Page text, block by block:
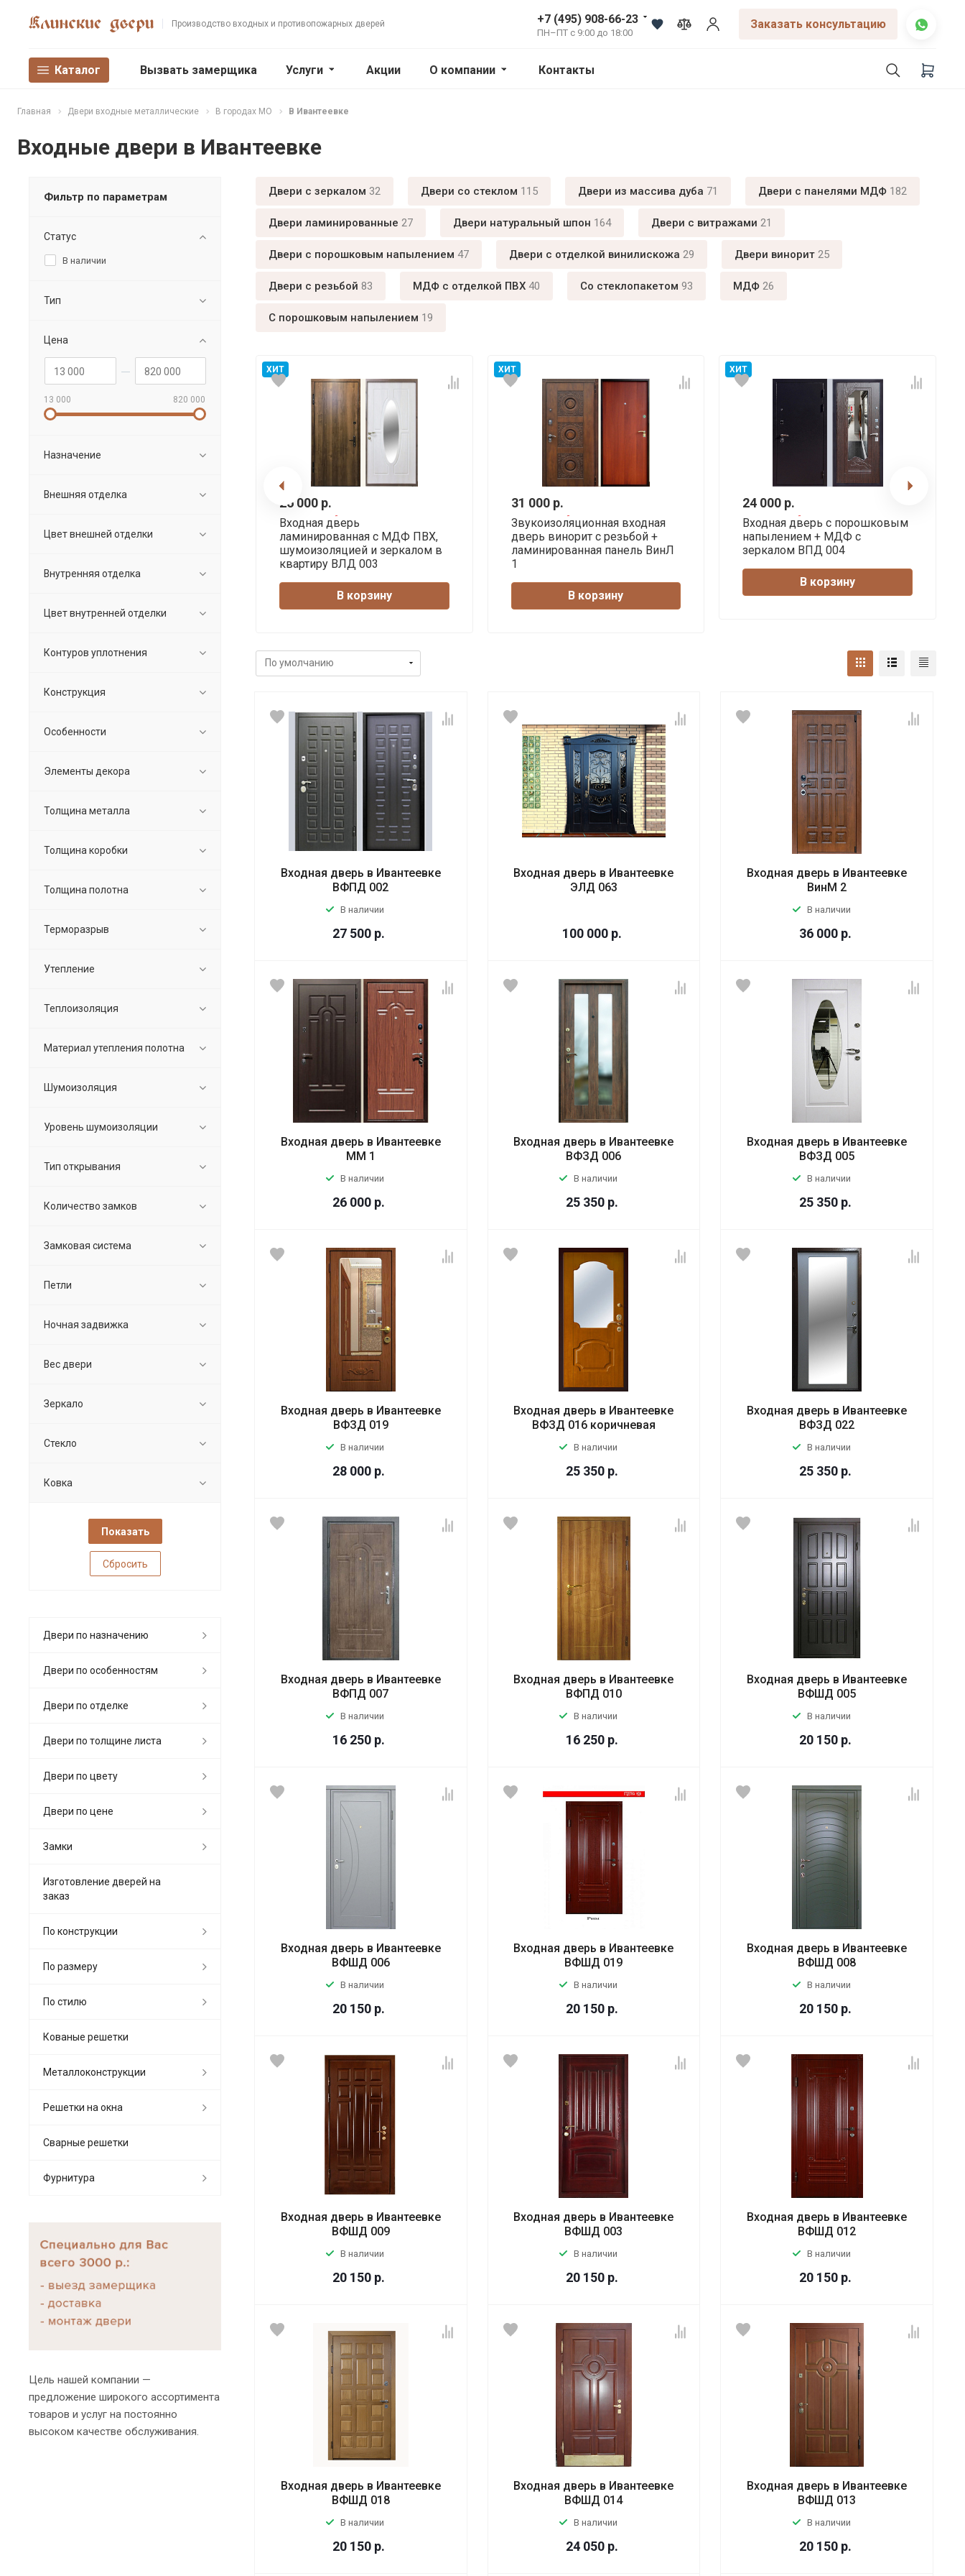
Производство входных и противопожарных дверей +7 (495) 908-66-23
ПН–ПТ с 9:00 до 18:00
Заказать консультацию
Каталог Вызвать замерщика Услуги Акции О компании Контакты
Главная Двери входные металлические В городах МО В Ивантеевке
Входные двери в Ивантеевке
Двери с зеркалом 32 Двери со стеклом 115 Двери из массива дуба 71 Двери с панелями МДФ 182
Двери ламинированные 27 Двери натуральный шпон 164 Двери с витражами 21
Двери с порошковым напылением 47 Двери с отделкой винилискожа 29 Двери винорит 25
Двери с резьбой 83 МДФ с отделкой ПВХ 40 Cо стеклопакетом 93 МДФ 26
С порошковым напылением 19
ХИТ
26 000 р.
Входная дверь
ламинированная с МДФ ПВХ,
шумоизоляцией и зеркалом в
квартиру ВЛД 003
В корзину
ХИТ
31 000 р.
Звукоизоляционная входная
дверь винорит с резьбой +
ламинированная панель ВинЛ
1
В корзину
ХИТ
24 000 р.
Входная дверь с порошковым
напылением + МДФ с
зеркалом ВПД 004
В корзину
Входная дверь в Ивантеевке
ВФПД 002
В наличии
27 500 р.
Входная дверь в Ивантеевке
ЭЛД 063
100 000 р.
Входная дверь в Ивантеевке
ВинМ 2
В наличии
36 000 р.
Входная дверь в Ивантеевке
ММ 1
В наличии
26 000 р.
Входная дверь в Ивантеевке
ВФЗД 006
В наличии
25 350 р.
Входная дверь в Ивантеевке
ВФЗД 005
В наличии
25 350 р.
Входная дверь в Ивантеевке
ВФЗД 019
В наличии
28 000 р.
Входная дверь в Ивантеевке
ВФЗД 016 коричневая
В наличии
25 350 р.
Входная дверь в Ивантеевке
ВФЗД 022
В наличии
25 350 р.
Входная дверь в Ивантеевке
ВФПД 007
В наличии
16 250 р.
Входная дверь в Ивантеевке
ВФПД 010
В наличии
16 250 р.
Входная дверь в Ивантеевке
ВФШД 005
В наличии
20 150 р.
Входная дверь в Ивантеевке
ВФШД 006
В наличии
20 150 р.
Входная дверь в Ивантеевке
ВФШД 019
В наличии
20 150 р.
Входная дверь в Ивантеевке
ВФШД 008
В наличии
20 150 р.
Входная дверь в Ивантеевке
ВФШД 009
В наличии
20 150 р.
Входная дверь в Ивантеевке
ВФШД 003
В наличии
20 150 р.
Входная дверь в Ивантеевке
ВФШД 012
В наличии
20 150 р.
Входная дверь в Ивантеевке
ВФШД 018
В наличии
20 150 р.
Входная дверь в Ивантеевке
ВФШД 014
В наличии
24 050 р.
Входная дверь в Ивантеевке
ВФШД 013
В наличии
20 150 р.
Фильтр по параметрам
Статус
В наличии
Тип
Цена
13 000 820 000
Назначение
Внешняя отделка
Цвет внешней отделки
Внутренняя отделка
Цвет внутренней отделки
Контуров уплотнения
Конструкция
Особенности
Элементы декора
Толщина металла
Толщина коробки
Толщина полотна
Терморазрыв
Утепление
Теплоизоляция
Материал утепления полотна
Шумоизоляция
Уровень шумоизоляции
Тип открывания
Количество замков
Замковая система
Петли
Ночная задвижка
Вес двери
Зеркало
Стекло
Ковка
Сбросить
Двери по назначению
Двери по особенностям
Двери по отделке
Двери по толщине листа
Двери по цвету
Двери по цене
Замки
Изготовление дверей на
заказ
По конструкции
По размеру
По стилю
Кованые решетки
Металлоконструкции
Решетки на окна
Сварные решетки
Фурнитура
Цель нашей компании —
предложение широкого ассортимента
товаров и услуг на постоянно
высоком качестве обслуживания.